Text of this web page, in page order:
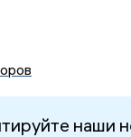
наши